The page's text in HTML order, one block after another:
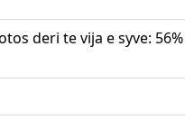
deri te vija e syve: 56%